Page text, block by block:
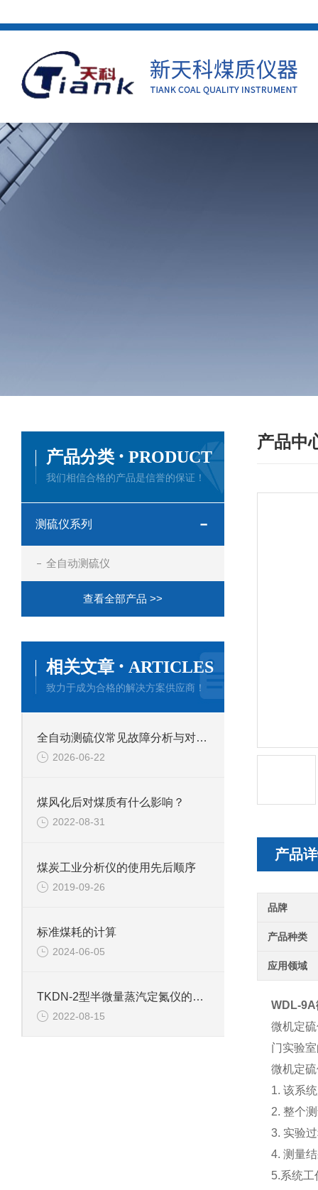
产品中
产品
品牌
产品种类
应用领域
WDL-9A
微机定
门实验
微机定
1. 该系
2. 整个
3. 实验
4. 测量
5.系统
产品分类 · PRODUCT
我们相信合格的产品是信誉的保证！
测硫仪系列
全自动测硫仪
查看全部产品 >>
相关文章 · ARTICLES
致力于成为合格的解决方案供应商！
全自动测硫仪常见故障分析与对应解决策略分享
2026-06-22
煤风化后对煤质有什么影响？
2022-08-31
煤炭工业分析仪的使用先后顺序
2019-09-26
标准煤耗的计算
2024-06-05
TKDN-2型半微量蒸汽定氮仪的技术参数
2022-08-15